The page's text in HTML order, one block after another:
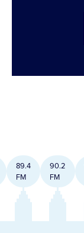
89.4
FM
90.2
FM